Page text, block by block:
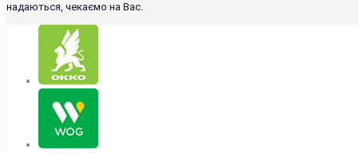
надаються, чекаємо на Вас.